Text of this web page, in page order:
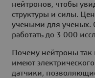
нейтронов, чтобы
структуры и силы.
учеными для ученых.
работать до 3 000
Почему нейтроны
имеют
датчики,